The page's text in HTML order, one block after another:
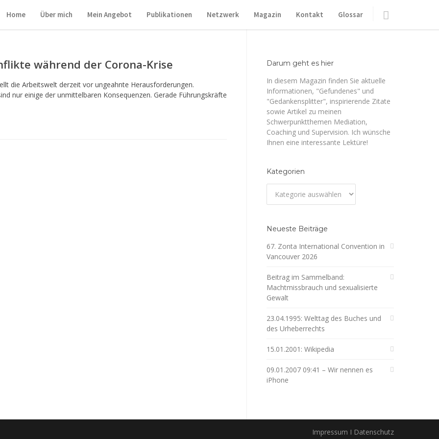
Home Über mich Mein Angebot Publikationen Netzwerk Magazin Kontakt Glossar
während der Corona-Krise
die Arbeitswelt derzeit vor ungeahnte Herausforderungen.
nur einige der unmittelbaren Konsequenzen. Gerade Führungskräfte
Darum geht es hier
In diesem Magazin finden Sie aktuelle
Informationen, "Gefundenes" und
"Gedankensplitter", inspirierende Zitate
sowie Artikel zu meinen
Schwerpunktthemen Mediation,
Coaching und Supervision. Ich wünsche
Ihnen eine interessante Lektüre!
Kategorien
Neueste Beiträge
67. Zonta International Convention in
Vancouver 2026
Beitrag im Sammelband:
Machtmissbrauch und sexualisierte
Gewalt
23.04.1995: Welttag des Buches und
des Urheberrechts
15.01.2001: Wikipedia
09.01.2007 09:41 – Wir nennen es
iPhone
Impressum I Datenschutz